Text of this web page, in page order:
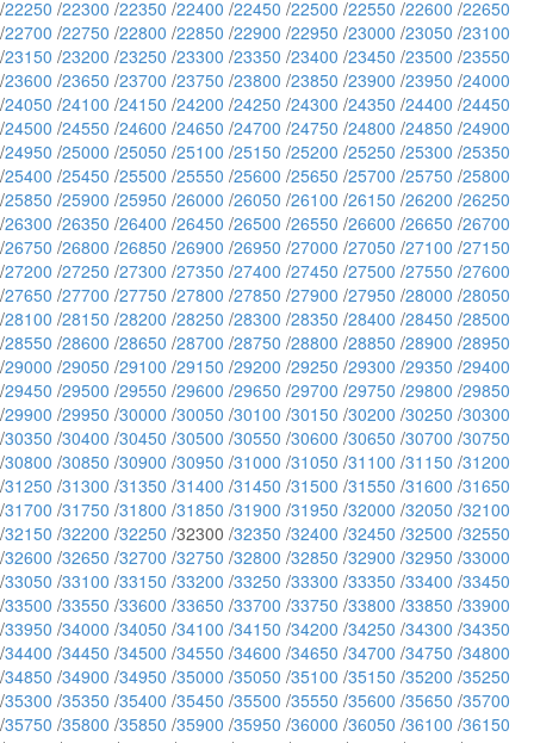
/22250 /22300 /22350 /22400 /22450 /22500 /22550 /22600 /22650
/22700 /22750 /22800 /22850 /22900 /22950 /23000 /23050 /23100
/23150 /23200 /23250 /23300 /23350 /23400 /23450 /23500 /23550
/23600 /23650 /23700 /23750 /23800 /23850 /23900 /23950 /24000
/24050 /24100 /24150 /24200 /24250 /24300 /24350 /24400 /24450
/24500 /24550 /24600 /24650 /24700 /24750 /24800 /24850 /24900
/24950 /25000 /25050 /25100 /25150 /25200 /25250 /25300 /25350
/25400 /25450 /25500 /25550 /25600 /25650 /25700 /25750 /25800
/25850 /25900 /25950 /26000 /26050 /26100 /26150 /26200 /26250
/26300 /26350 /26400 /26450 /26500 /26550 /26600 /26650 /26700
/26750 /26800 /26850 /26900 /26950 /27000 /27050 /27100 /27150
/27200 /27250 /27300 /27350 /27400 /27450 /27500 /27550 /27600
/27650 /27700 /27750 /27800 /27850 /27900 /27950 /28000 /28050
/28100 /28150 /28200 /28250 /28300 /28350 /28400 /28450 /28500
/28550 /28600 /28650 /28700 /28750 /28800 /28850 /28900 /28950
/29000 /29050 /29100 /29150 /29200 /29250 /29300 /29350 /29400
/29450 /29500 /29550 /29600 /29650 /29700 /29750 /29800 /29850
/29900 /29950 /30000 /30050 /30100 /30150 /30200 /30250 /30300
/30350 /30400 /30450 /30500 /30550 /30600 /30650 /30700 /30750
/30800 /30850 /30900 /30950 /31000 /31050 /31100 /31150 /31200
/31250 /31300 /31350 /31400 /31450 /31500 /31550 /31600 /31650
/31700 /31750 /31800 /31850 /31900 /31950 /32000 /32050 /32100
/32150 /32200 /32250 /32300 /32350 /32400 /32450 /32500 /32550
/32600 /32650 /32700 /32750 /32800 /32850 /32900 /32950 /33000
/33050 /33100 /33150 /33200 /33250 /33300 /33350 /33400 /33450
/33500 /33550 /33600 /33650 /33700 /33750 /33800 /33850 /33900
/33950 /34000 /34050 /34100 /34150 /34200 /34250 /34300 /34350
/34400 /34450 /34500 /34550 /34600 /34650 /34700 /34750 /34800
/34850 /34900 /34950 /35000 /35050 /35100 /35150 /35200 /35250
/35300 /35350 /35400 /35450 /35500 /35550 /35600 /35650 /35700
/35750 /35800 /35850 /35900 /35950 /36000 /36050 /36100 /36150